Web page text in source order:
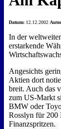
Datum: 12.12.2002
In der
erstarkende
Angesichts
Aktien dort
breit. Auch das
zum US-Markt
BMW oder
Rosslyn für 200
Finanzspritzen.